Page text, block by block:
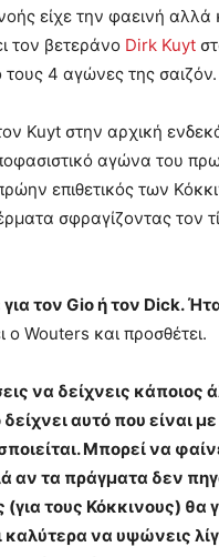
είχε την φαεινή αλλά
τον βετεράνο Dirk Kuyt
τους 4 αγώνες της σαιζόν.
Kuyt στην αρχική
αγώνα του
επιθετικός των
σφραγίζοντας τον
τον Gio ή τον Dick.
ο Wouters και προσθέτει.
να δείχνεις κάποιος
αυτό που είναι
Μπορεί να
αν τα πράγματα δεν
(για τους Κόκκινους) θα
καλύτερα να υψώνεις